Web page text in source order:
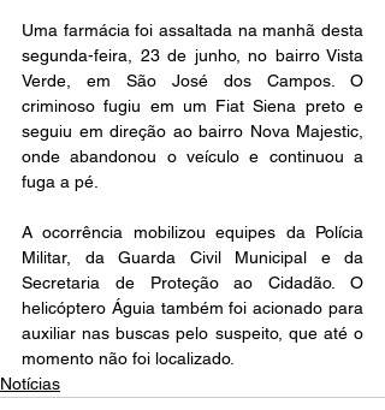
Uma farmácia foi assaltada na manhã desta
segunda-feira, 23 de junho, no bairro Vista
Verde, em São José dos Campos. O
criminoso fugiu em um Fiat Siena preto e
seguiu em direção ao bairro Nova Majestic,
onde abandonou o veículo e continuou a
fuga a pé.
A ocorrência mobilizou equipes da Polícia
Militar, da Guarda Civil Municipal e da
Secretaria de Proteção ao Cidadão. O
helicóptero Águia também foi acionado para
auxiliar nas buscas pelo suspeito, que até o
momento não foi localizado.
Notícias